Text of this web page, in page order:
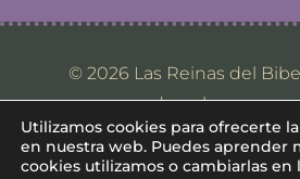
© 2026 Las Reinas del
derechos
Utilizamos cookies para ofrecerte
en nuestra web. Puedes aprender
cookies utilizamos o cambiarlas en